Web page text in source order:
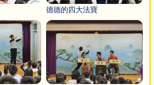
德德的四大法寶